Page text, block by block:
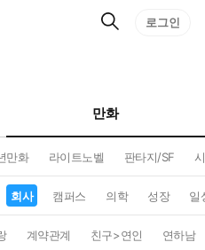
검
로그인
만화
만화 라이트노벨 판타지/SF
회사 캠퍼스 의학 성장 일
계약관계 친구>연인 연하남